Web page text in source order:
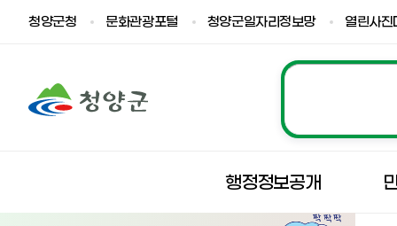
청양군청 문화관광포털 청양군일자리정보망 열린사
행정정보공개